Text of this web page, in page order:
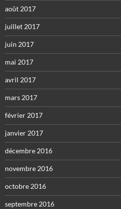
août 2017
juillet 2017
juin 2017
mai 2017
avril 2017
mars 2017
février 2017
janvier 2017
décembre 2016
novembre 2016
octobre 2016
septembre 2016